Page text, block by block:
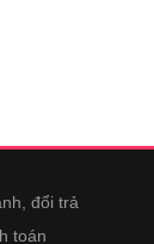
đổi trả
toán